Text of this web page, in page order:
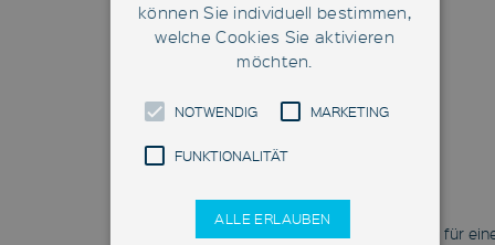
Waferkassetten
HERO Fab
RFID-Applikationen
Unsere Anwendungslösungen für
können Sie individuell bestimmen,
welche Cookies Sie aktivieren
möchten.
NOTWENDIG MARKETING
FUNKTIONALITÄT
ALLE ERLAUBEN